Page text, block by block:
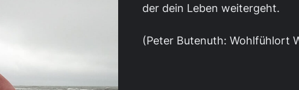
der dein Leben weitergeht.
(Peter Butenuth: Wohlfühlort